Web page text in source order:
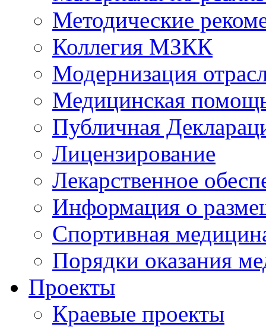
Методические
Коллегия МЗКК
Модернизация
Медицинская
Публичная
Лицензирование
Лекарственное
Информация о
Спортивная
Порядки оказания
Проекты
Краевые проекты